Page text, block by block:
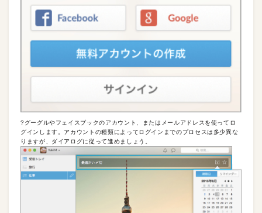
?グーグルやフェイスブックのアカウント、またはメールアドレスを使ってロ
グインします。アカウントの種類によってログインまでのプロセスは多少異な
りますが、ダイアログに従って進めましょう。